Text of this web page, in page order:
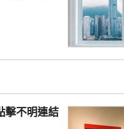
1967年或
擊不明連結